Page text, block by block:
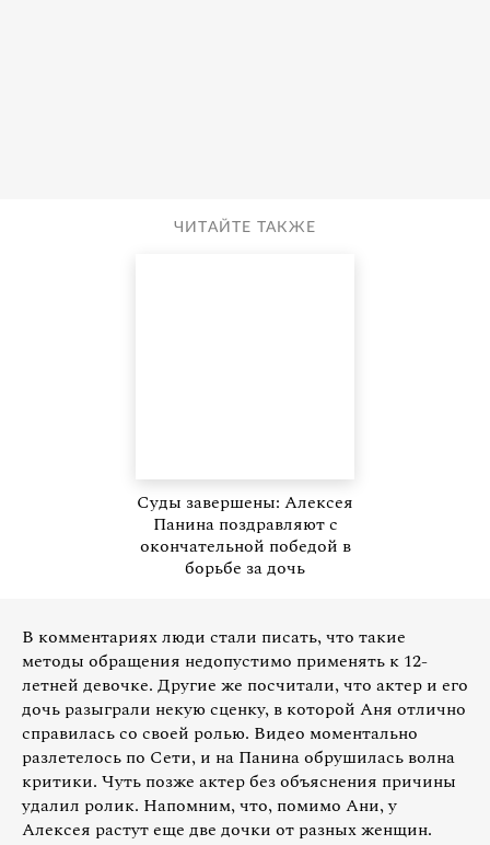
ЧИТАЙТЕ ТАКЖЕ
Суды завершены: Алексея
Панина поздравляют с
окончательной победой в
борьбе за дочь
В комментариях люди стали писать, что такие
методы обращения недопустимо применять к 12-
летней девочке. Другие же посчитали, что актер и его
дочь разыграли некую сценку, в которой Аня отлично
справилась со своей ролью. Видео моментально
разлетелось по Сети, и на Панина обрушилась волна
критики. Чуть позже актер без объяснения причины
удалил ролик. Напомним, что, помимо Ани, у
Алексея растут еще две дочки от разных женщин.